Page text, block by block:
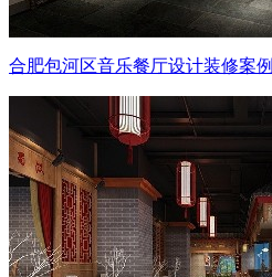
合肥包河区音乐餐厅设计装修案例